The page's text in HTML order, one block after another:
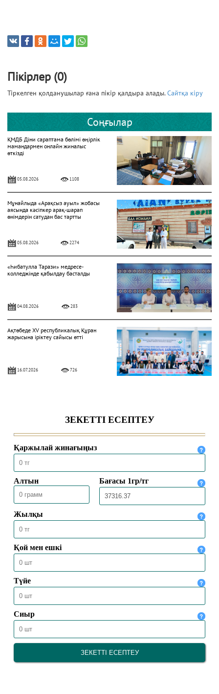
Пікірлер (0)
Тіркелген қолданушылар ғана пікір қалдыра алады.Сайтқа кіру
Соңғылар
ҚМДБ Діни сараптама бөлімі өңірлік
мамандармен онлайн жиналыс
өткізді
05.08.2026 1108
Мұнайлыда «Арақсыз ауыл» жобасы
аясында кәсіпкер арақ-шарап
өнімдерін сатудан бас тартты
05.08.2026 2274
«Һибатулла Тарази» медресе-
колледжінде қабылдау басталды
04.08.2026 283
Ақтөбеде XV республикалық Құран
жарысына іріктеу сайысы өтті
16.07.2026 726
15.07.2026 2258
ҚМДБ-ның Түркиядағы өкілі
Коньядағы қазақстандық
студенттермен кездесті
13.07.2026